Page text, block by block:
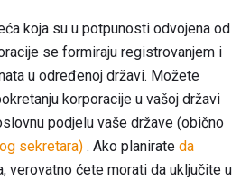
koja su u potpunosti odvojena od
se formiraju registrovanjem i
u određenoj državi. Možete
korporacije u vašoj državi
podjelu vaše države (obično
sekretara) . Ako planirate da
verovatno ćete morati da uključite u